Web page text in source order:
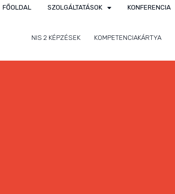
FŐOLDAL SZOLGÁLTATÁSOK KONFERENCIA
NIS 2 KÉPZÉSEK
KOMPETENCIAKÁRTYA